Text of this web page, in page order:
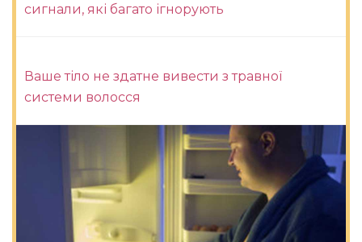
сигнали, які багато ігнорують
Ваше тіло не здатне вивести з травної
системи волосся